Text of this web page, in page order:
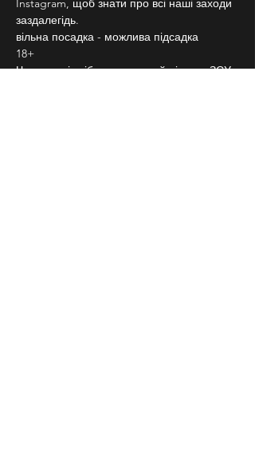
Instagram, щоб знати про всі наші заходи
заздалегідь.
вільна посадка - можлива підсадка
18+
Частина від зібраних грошей піде на ЗСУ